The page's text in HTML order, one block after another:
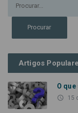
Artigos
O
access_time 15